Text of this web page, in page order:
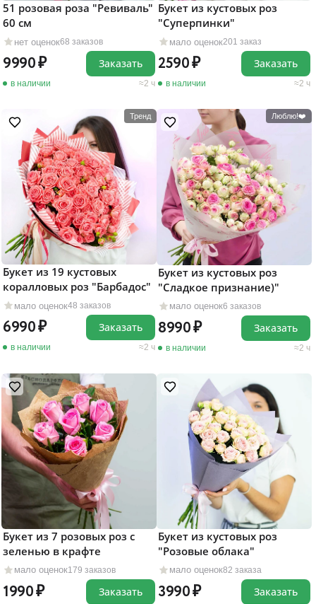
нет оценок68 заказов
51 розовая роза "Ревиваль"
60 см
9990
в наличии 2 ч
Заказать
мало оценок201 заказ
Букет из кустовых роз
"Суперпинки"
2590
в наличии 2 ч
Заказать
Тренд
мало оценок48 заказов
Букет из 19 кустовых
коралловых роз "Барбадос"
6990
в наличии 2 ч
Заказать
Люблю!❤️
мало оценок6 заказов
Букет из кустовых роз
"Сладкое признание)"
8990
в наличии 2 ч
Заказать
мало оценок179 заказов
Букет из 7 розовых роз c
зеленью в крафте
1990 Заказать
мало оценок82 заказа
Букет из кустовых роз
"Розовые облака"
3990 Заказать